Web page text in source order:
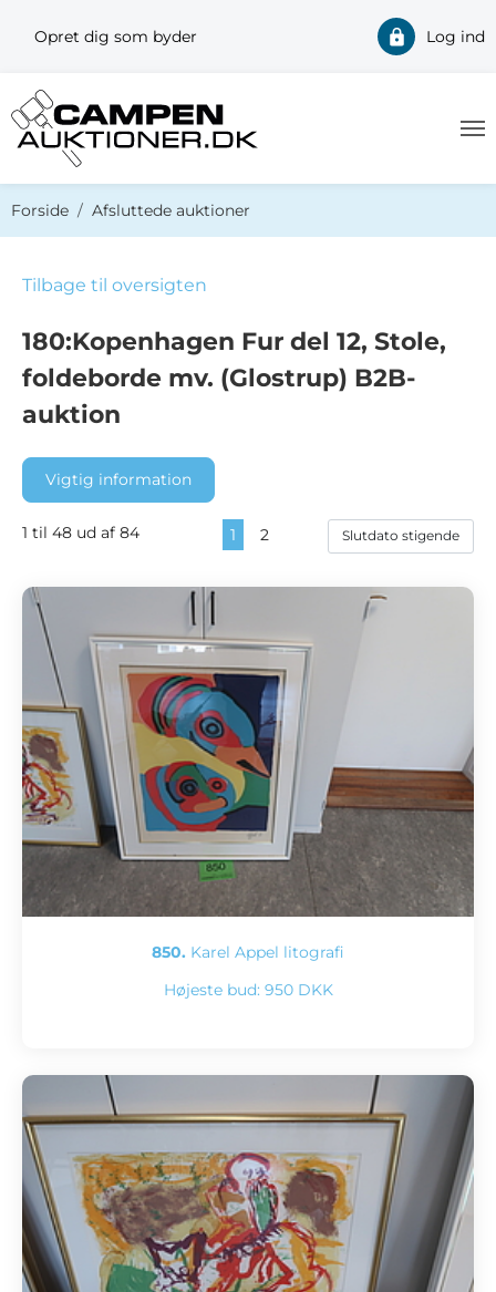
Opret dig som byder Log ind
Forside Afsluttede auktioner
Tilbage til oversigten
180:Kopenhagen Fur del 12, Stole,
foldeborde mv. (Glostrup) B2B-
auktion
Vigtig information
1 til 48 ud af 84 1 2
850. Karel Appel litografi
Højeste bud: 950 DKK